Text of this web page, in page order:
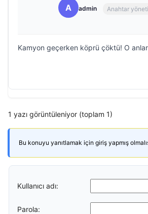
A admin Anahtar
Kamyon geçerken köprü çöktü! O
1 yazı görüntüleniyor (toplam 1)
Bu konuyu yanıtlamak için giriş yapmış
Kullanıcı adı:
Parola: